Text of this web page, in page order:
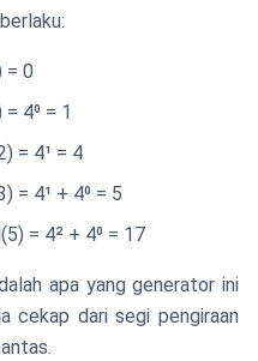
= 0
4⁰ = 1
= 4¹ = 4
= 4¹ + 4⁰ = 5
= 4² + 4⁰ = 17
apa yang generator ini
cekap dari segi pengiraan